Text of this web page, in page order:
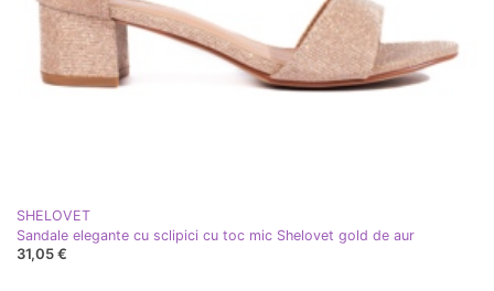
SHELOVET
Sandale elegante cu sclipici cu toc mic Shelovet gold de aur
31,05 €